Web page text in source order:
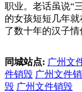
职业。老话虽说“
的女孩短短几年
了数十年的汉子情
同城站点: 广州文
件销毁 广州文件
毁 广州文件销毁